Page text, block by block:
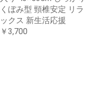
くぼみ型 頸椎安定 リラ
ックス 新生活応援
￥3,700